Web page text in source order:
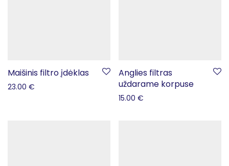
Maišinis filtro įdėklas
23.00 €
Anglies filtras
uždarame korpuse
15.00 €